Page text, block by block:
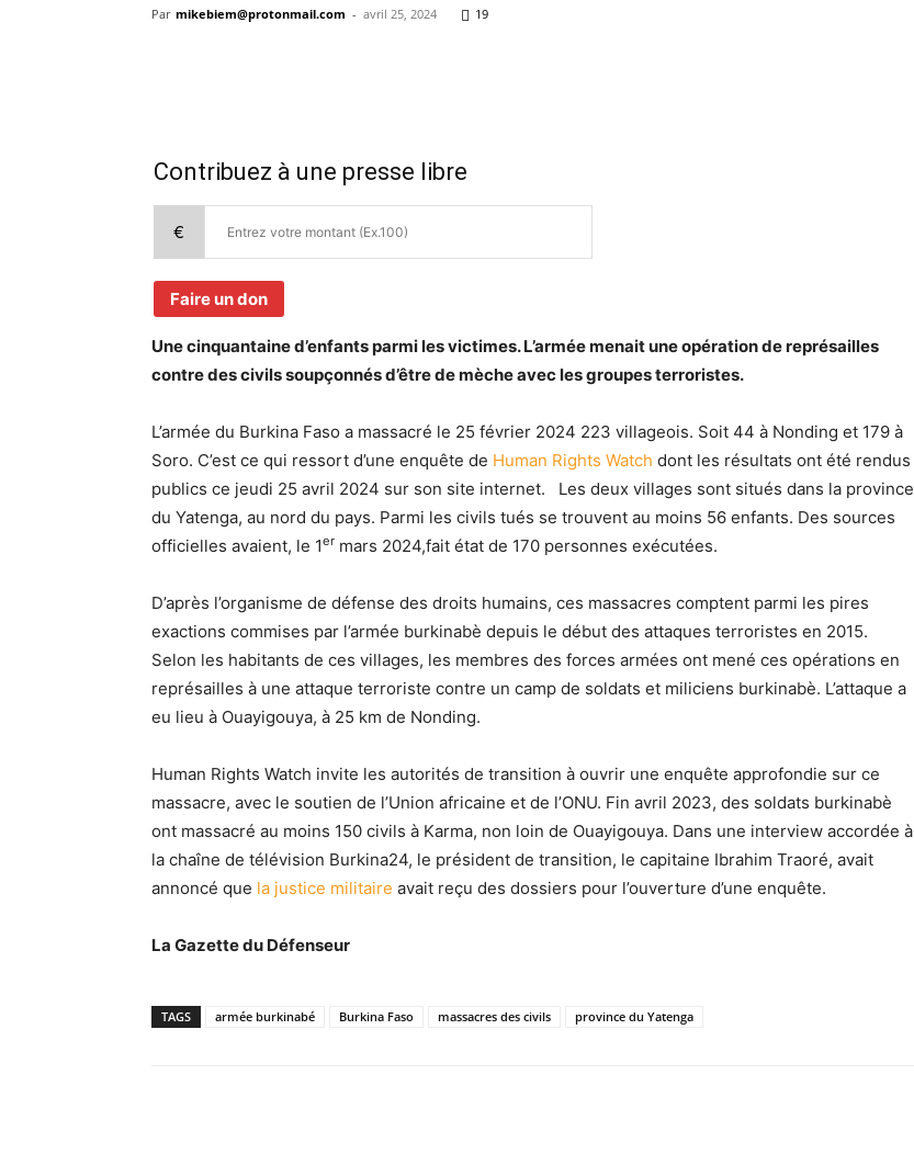
Par mikebiem@protonmail.com - avril 25, 2024 19
Contribuez à une presse libre
€
Faire un don
Une cinquantaine d’enfants parmi les victimes. L’armée menait une opération de représailles
contre des civils soupçonnés d’être de mèche avec les groupes terroristes.
L’armée du Burkina Faso a massacré le 25 février 2024 223 villageois. Soit 44 à Nonding et 179 à
Soro. C’est ce qui ressort d’une enquête de Human Rights Watch dont les résultats ont été rendus
publics ce jeudi 25 avril 2024 sur son site internet. Les deux villages sont situés dans la province
du Yatenga, au nord du pays. Parmi les civils tués se trouvent au moins 56 enfants. Des sources
officielles avaient, le 1er mars 2024,fait état de 170 personnes exécutées.
D’après l’organisme de défense des droits humains, ces massacres comptent parmi les pires
exactions commises par l’armée burkinabè depuis le début des attaques terroristes en 2015.
Selon les habitants de ces villages, les membres des forces armées ont mené ces opérations en
représailles à une attaque terroriste contre un camp de soldats et miliciens burkinabè. L’attaque a
eu lieu à Ouayigouya, à 25 km de Nonding.
Human Rights Watch invite les autorités de transition à ouvrir une enquête approfondie sur ce
massacre, avec le soutien de l’Union africaine et de l’ONU. Fin avril 2023, des soldats burkinabè
ont massacré au moins 150 civils à Karma, non loin de Ouayigouya. Dans une interview accordée à
la chaîne de télévision Burkina24, le président de transition, le capitaine Ibrahim Traoré, avait
annoncé que la justice militaire avait reçu des dossiers pour l’ouverture d’une enquête.
La Gazette du Défenseur
TAGS armée burkinabé Burkina Faso massacres des civils province du Yatenga